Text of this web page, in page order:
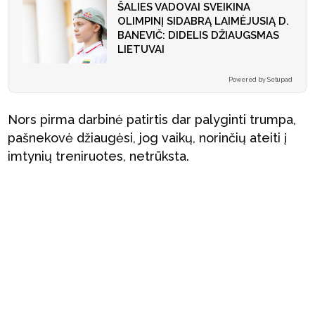
ŠALIES VADOVAI SVEIKINA
OLIMPINĮ SIDABRĄ LAIMĖJUSIĄ D.
BANEVIČ: DIDELIS DŽIAUGSMAS
LIETUVAI
Powered by Setupad
Nors pirma darbinė patirtis dar palyginti trumpa,
pašnekovė džiaugėsi, jog vaikų, norinčių ateiti į
imtynių treniruotes, netrūksta.